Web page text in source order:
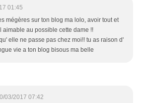
01:45
mégères sur ton blog ma lolo, avoir tout et
aimable au possible cette dame !!
elle ne passe pas chez moi!! tu as raison d'
vie a ton blog bisous ma belle
03/2017 07:42